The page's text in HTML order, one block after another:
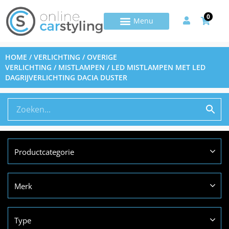
0
HOME /VERLICHTING /OVERIGE
VERLICHTING / MISTLAMPEN / LED MISTLAMPEN MET LED
DAGRIJVERLICHTING DACIA DUSTER
Productcategorie
Merk
Type